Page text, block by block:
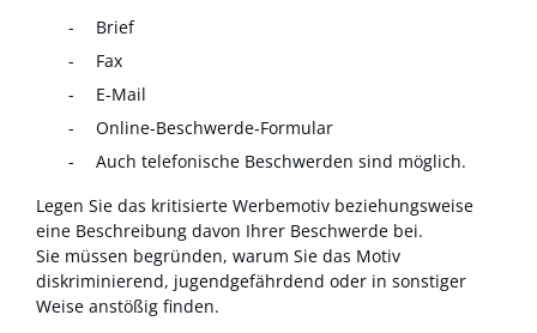
Brief
Fax
E-Mail
Online-Beschwerde-Formular
Auch telefonische Beschwerden sind möglich.
Legen Sie das kritisierte Werbemotiv beziehungsweise
eine Beschreibung davon Ihrer Beschwerde bei.
Sie müssen begründen, warum Sie das Motiv
diskriminierend, jugendgefährdend oder in sonstiger
Weise anstößig finden.